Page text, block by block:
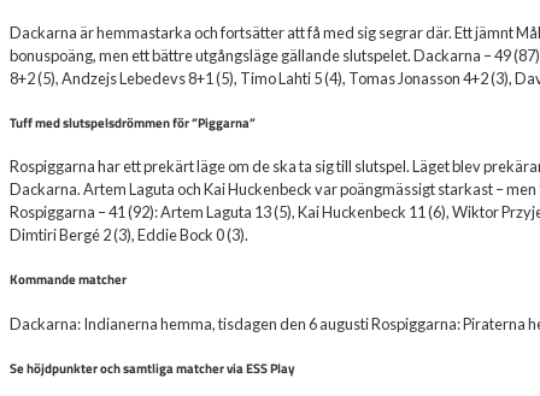
Dackarna är hemmastarka och fortsätter att få med sig segrar där. Ett jämnt
bonuspoäng, men ett bättre utgångsläge gällande slutspelet. Dackarna – 49
8+2 (5), Andzejs Lebedevs 8+1 (5), Timo Lahti 5 (4), Tomas Jonasson 4+2 (3),
Tuff med slutspelsdrömmen för ”Piggarna”
Rospiggarna har ett prekärt läge om de ska ta sig till slutspel. Läget blev
Dackarna. Artem Laguta och Kai Huckenbeck var poängmässigt starkast –
Rospiggarna – 41 (92): Artem Laguta 13 (5), Kai Huckenbeck 11 (6), Wiktor
Dimtiri Bergé 2 (3), Eddie Bock 0 (3).
Kommande matcher
Dackarna: Indianerna hemma, tisdagen den 6 augusti Rospiggarna: Piraterna
Se höjdpunkter och samtliga matcher via ESS Play